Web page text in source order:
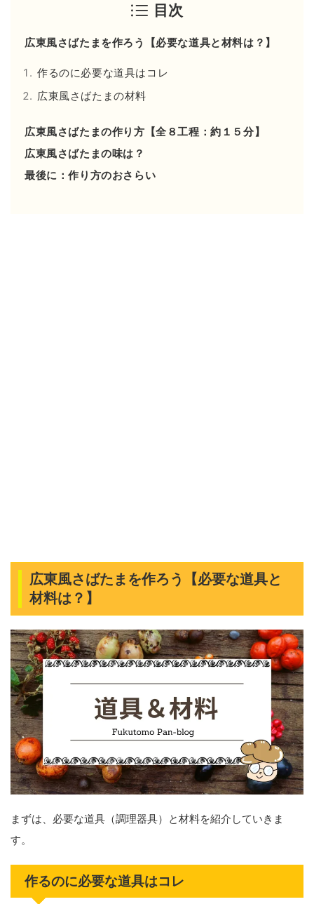
目次
広東風さばたまを作ろう【必要な道具と材料は？】
作るのに必要な道具はコレ
広東風さばたまの材料
広東風さばたまの作り方【全８工程：約１５分】
広東風さばたまの味は？
最後に：作り方のおさらい
広東風さばたまを作ろう【必要な道具と
材料は？】
まずは、必要な道具（調理器具）と材料を紹介していきま
す。
作るのに必要な道具はコレ